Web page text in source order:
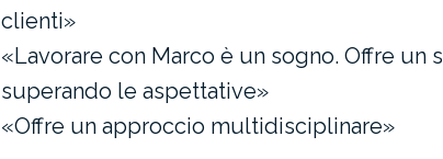
clienti»
«Lavorare con Marco è un sogno. Offre
superando le aspettative»
«Offre un approccio multidisciplinare»